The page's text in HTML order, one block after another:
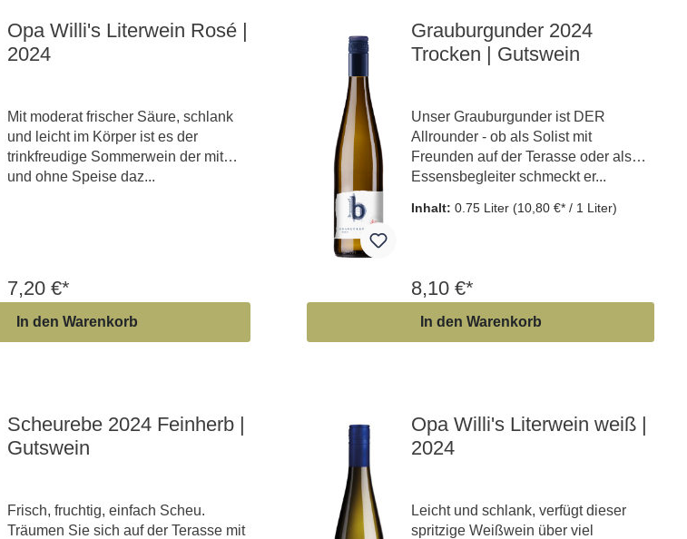
Opa Willi's Literwein Rosé |
2024
Mit moderat frischer Säure, schlank
und leicht im Körper ist es der
trinkfreudige Sommerwein der mit
und ohne Speise daz...
7,20 €*
In den Warenkorb
Grauburgunder 2024
Trocken | Gutswein
Unser Grauburgunder ist DER
Allrounder - ob als Solist mit
Freunden auf der Terasse oder als
Essensbegleiter schmeckt er...
Inhalt:0.75 Liter (10,80 €* / 1 Liter)
8,10 €*
In den Warenkorb
Scheurebe 2024 Feinherb |
Gutswein
Frisch, fruchtig, einfach Scheu.
Träumen Sie sich auf der Terasse mit
Opa Willi's Literwein weiß |
2024
Leicht und schlank, verfügt dieser
spritzige Weißwein über viel